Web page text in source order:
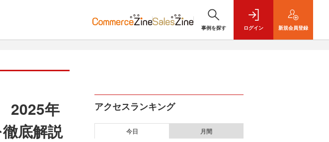
事例を探す ログイン 新規会員登録
2025年
底解説
アクセスランキング
今日 月間